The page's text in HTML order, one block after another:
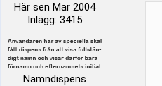
Här sen Mar 2004
Inlägg: 3415
Namndispens